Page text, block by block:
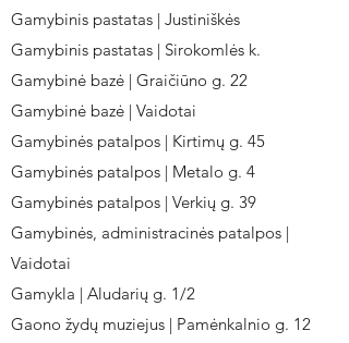
Gamybinis pastatas | Justiniškės
Gamybinis pastatas | Sirokomlės k.
Gamybinė bazė | Graičiūno g. 22
Gamybinė bazė | Vaidotai
Gamybinės patalpos | Kirtimų g. 45
Gamybinės patalpos | Metalo g. 4
Gamybinės patalpos | Verkių g. 39
Gamybinės, administracinės patalpos |
Vaidotai
Gamykla | Aludarių g. 1/2
Gaono žydų muziejus | Pamėnkalnio g. 12